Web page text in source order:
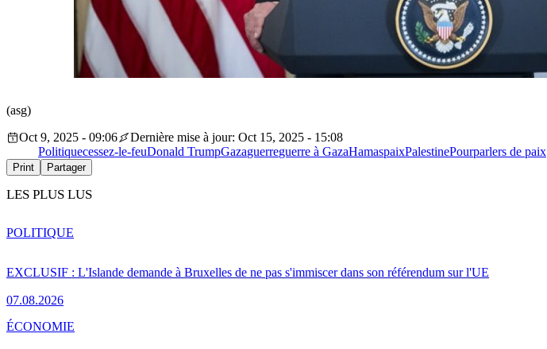
(asg)
Oct 9, 2025 - 09:06
Dernière mise à jour: Oct 15, 2025 - 15:08
Politiquecessez-le-feuDonald TrumpGazaguerreguerre à GazaHamaspaixPalestinePourparlers de paix
Print Partager
LES PLUS LUS
EXCLUSIF : L'Islande demande à Bruxelles de ne pas s'immiscer dans son référendum sur l'UE
07.08.2026
POLITIQUE
ÉCONOMIE